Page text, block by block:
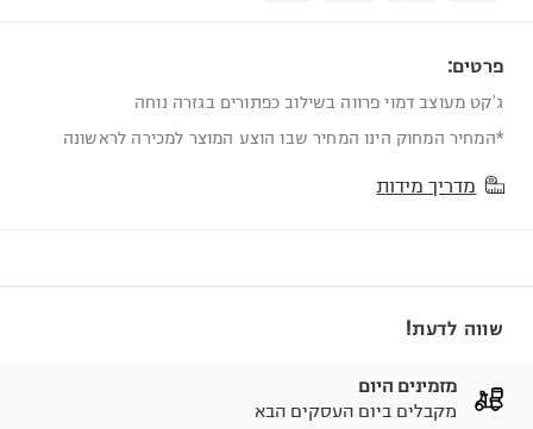
פרטים:
ג'קט מעוצב דמוי פרווה בשילוב כפתורים בגזרה נוחה
*המחיר המחוק הינו המחיר שבו הוצע המוצר למכירה לראשונה
מדריך מידות
שווה לדעת!
מזמינים היום
מקבלים ביום העסקים הבא